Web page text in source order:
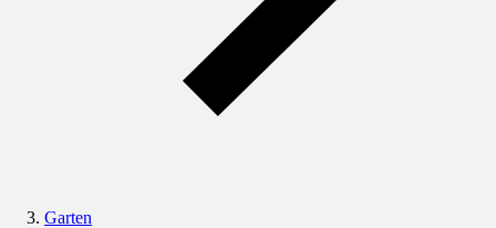
Garten